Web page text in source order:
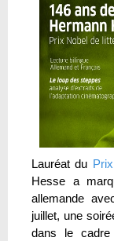
Lauréat du
Hesse a
allemande
juillet, une
dans le